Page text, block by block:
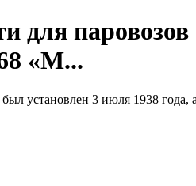
для
«M...
был установлен 3 июля 1938